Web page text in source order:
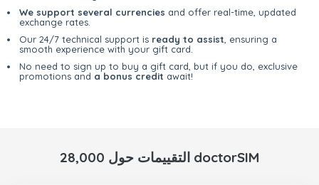
We support several currencies and offer real-time, updated
exchange rates.
Our 24/7 technical support is ready to assist , ensuring a
smooth experience with your gift card.
No need to sign up to buy a gift card, but if you do, exclusive
promotions and a bonus credit await!
28,000 التقييمات حول doctorSIM